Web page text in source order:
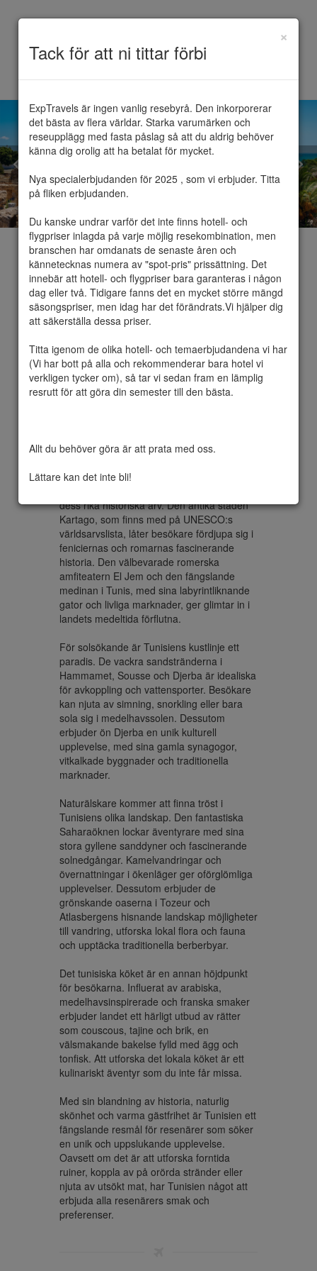
Tack för att ni tittar förbi
×
ExpTravels är ingen vanlig resebyrå. Den inkorporerar
det bästa av flera världar. Starka varumärken och
reseupplägg med fasta påslag så att du aldrig behöver
känna dig orolig att ha betalat för mycket.
Nya specialerbjudanden för 2025 , som vi erbjuder. Titta
på fliken erbjudanden.
Du kanske undrar varför det inte finns hotell- och
flygpriser inlagda på varje möjlig resekombination, men
branschen har omdanats de senaste åren och
kännetecknas numera av "spot-pris" prissättning. Det
innebär att hotell- och flygpriser bara garanteras i någon
dag eller två. Tidigare fanns det en mycket större mängd
säsongspriser, men idag har det förändrats.Vi hjälper dig
att säkerställa dessa priser.
Titta igenom de olika hotell- och temaerbjudandena vi har
(Vi har bott på alla och rekommenderar bara hotel vi
verkligen tycker om), så tar vi sedan fram en lämplig
resrutt för att göra din semester till den bästa.
Allt du behöver göra är att prata med oss.
Lättare kan det inte bli!
Tunisien
Tunisien, ett fängslande nordafrikanskt land,
erbjuder en extraordinär blandning av
historia, kultur och naturlig skönhet, vilket
landskap som sträcker sig från fantastisk
dess rika historiska arv. Den antika staden
Kartago, som finns med på UNESCO:s
världsarvslista, låter besökare fördjupa sig i
feniciernas och romarnas fascinerande
historia. Den välbevarade romerska
amfiteatern El Jem och den fängslande
medinan i Tunis, med sina labyrintliknande
gator och livliga marknader, ger glimtar in i
landets medeltida förflutna.
För solsökande är Tunisiens kustlinje ett
paradis. De vackra sandstränderna i
Hammamet, Sousse och Djerba är idealiska
för avkoppling och vattensporter. Besökare
kan njuta av simning, snorkling eller bara
sola sig i medelhavssolen. Dessutom
erbjuder ön Djerba en unik kulturell
upplevelse, med sina gamla synagogor,
vitkalkade byggnader och traditionella
marknader.
Naturälskare kommer att finna tröst i
Tunisiens olika landskap. Den fantastiska
Saharaöknen lockar äventyrare med sina
stora gyllene sanddyner och fascinerande
solnedgångar. Kamelvandringar och
övernattningar i ökenläger ger oförglömliga
upplevelser. Dessutom erbjuder de
grönskande oaserna i Tozeur och
Atlasbergens hisnande landskap möjligheter
till vandring, utforska lokal flora och fauna
och upptäcka traditionella berberbyar.
Det tunisiska köket är en annan höjdpunkt
för besökarna. Influerat av arabiska,
medelhavsinspirerade och franska smaker
erbjuder landet ett härligt utbud av rätter
som couscous, tajine och brik, en
välsmakande bakelse fylld med ägg och
tonfisk. Att utforska det lokala köket är ett
kulinariskt äventyr som du inte får missa.
Med sin blandning av historia, naturlig
skönhet och varma gästfrihet är Tunisien ett
fängslande resmål för resenärer som söker
en unik och uppslukande upplevelse.
Oavsett om det är att utforska forntida
ruiner, koppla av på orörda stränder eller
njuta av utsökt mat, har Tunisien något att
erbjuda alla resenärers smak och
preferenser.